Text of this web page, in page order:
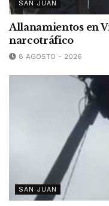
SAN JUAN
Allanamientos en
narcotráfico
8 AGOSTO - 2026
SAN JUAN